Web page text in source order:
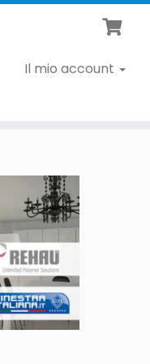
Il mio account